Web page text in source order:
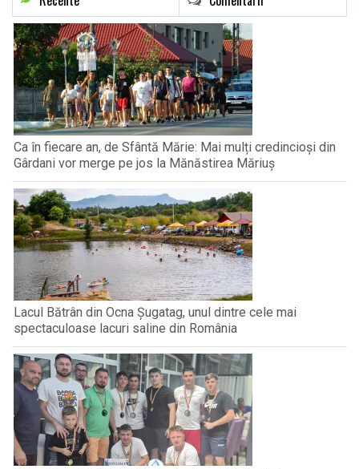
Ca în fiecare an, de Sfântă Mărie: Mai mulți credincioși din
Gârdani vor merge pe jos la Mănăstirea Măriuș
Lacul Bătrân din Ocna Șugatag, unul dintre cele mai
spectaculoase lacuri saline din România